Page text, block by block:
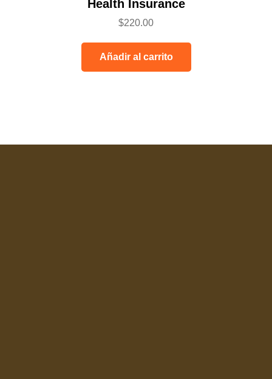
Health Insurance
$220.00
Añadir al carrito